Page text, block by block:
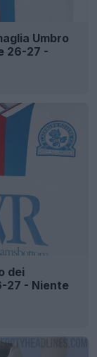
Umbro
26-27 -
dei
27 - Niente